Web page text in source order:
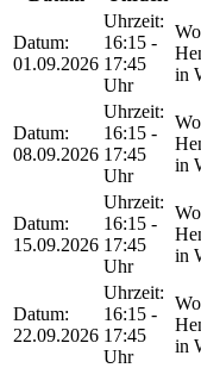
Datum:
01.09.2026
Uhrzeit:
16:15 -
17:45
Uhr
in
Datum:
08.09.2026
Uhrzeit:
16:15 -
17:45
Uhr
in
Datum:
15.09.2026
Uhrzeit:
16:15 -
17:45
Uhr
in
Datum:
22.09.2026
Uhrzeit:
16:15 -
17:45
Uhr
in